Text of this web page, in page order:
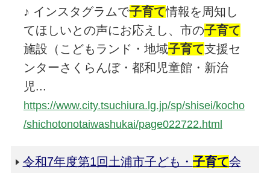
♪ インスタグラムで子育て情報を周知し
てほしいとの声にお応えし、市の子育て
施設（こどもランド・地域子育て支援セ
ンターさくらんぼ・都和児童館・新治
児...
https://www.city.tsuchiura.lg.jp/sp/shisei/kocho
/shichotonotaiwashukai/page022722.html
令和7年度第1回土浦市子ども・ 子育て会